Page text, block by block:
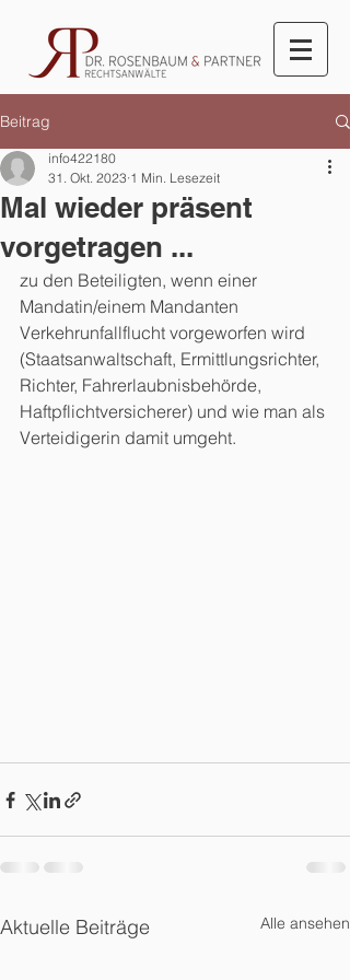
Beitrag
Mal wieder präsent
vorgetragen ...
info422180
31. Okt. 2023 1 Min. Lesezeit
zu den Beteiligten, wenn einer
Mandatin/einem Mandanten
Verkehrunfallflucht vorgeworfen wird
(Staatsanwaltschaft, Ermittlungsrichter,
Richter, Fahrerlaubnisbehörde,
Haftpflichtversicherer) und wie man als
Verteidigerin damit umgeht.
Aktuelle Beiträge Alle ansehen